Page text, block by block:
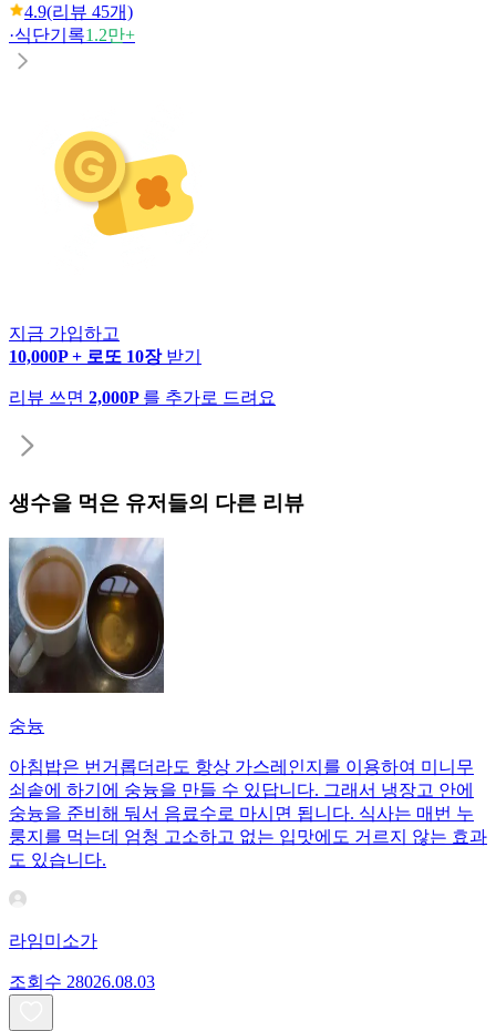
4.9(리뷰 45개)
·식단기록1.2만+
지금 가입하고
10,000P + 로또 10장 받기
리뷰 쓰면 2,000P 를 추가로 드려요
생수을 먹은 유저들의 다른 리뷰
숭늉
아침밥은 번거롭더라도 항상 가스레인지를 이용하여 미니무
쇠솥에 하기에 숭늉을 만들 수 있답니다. 그래서 냉장고 안에
숭늉을 준비해 둬서 음료수로 마시면 됩니다. 식사는 매번 누
룽지를 먹는데 엄청 고소하고 없는 입맛에도 거르지 않는 효과
도 있습니다.
라임미소가
조회수 28026.08.03